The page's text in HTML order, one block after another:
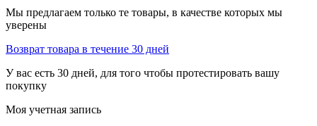
Мы предлагаем только те товары, в качестве которых мы
уверены
Возврат товара в течение 30 дней
У вас есть 30 дней, для того чтобы протестировать вашу
покупку
Моя учетная запись